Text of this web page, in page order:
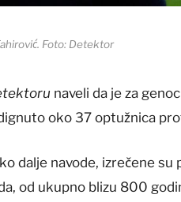
Foto: Detektor
naveli da je za
oko 37 optužnica
dalje navode, izrečene su
od ukupno blizu 800